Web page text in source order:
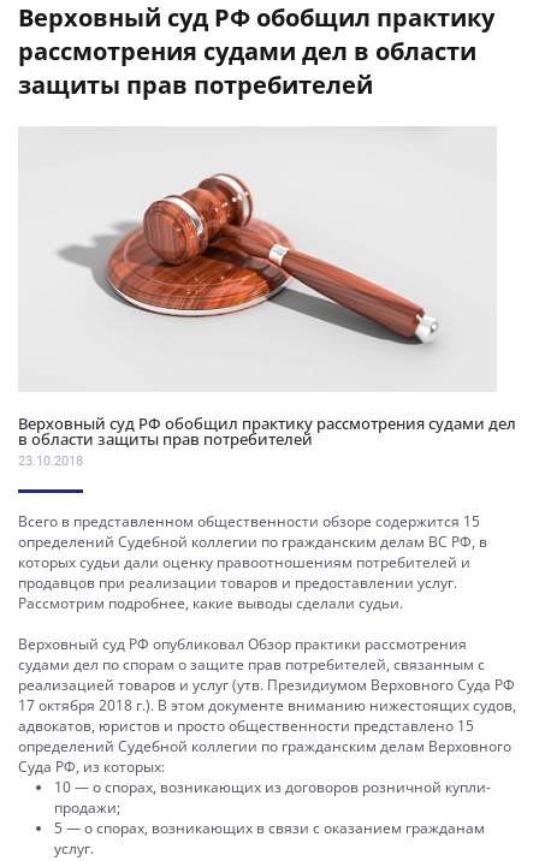
Верховный суд РФ обобщил практику
рассмотрения судами дел в области
защиты прав потребителей
Верховный суд РФ обобщил практику рассмотрения судами дел
в области защиты прав потребителей
23.10.2018
Всего в представленном общественности обзоре содержится 15
определений Судебной коллегии по гражданским делам ВС РФ, в
которых судьи дали оценку правоотношениям потребителей и
продавцов при реализации товаров и предоставлении услуг.
Рассмотрим подробнее, какие выводы сделали судьи.
Верховный суд РФ опубликовал Обзор практики рассмотрения
судами дел по спорам о защите прав потребителей, связанным с
реализацией товаров и услуг (утв. Президиумом Верховного Суда РФ
17 октября 2018 г.). В этом документе вниманию нижестоящих судов,
адвокатов, юристов и просто общественности представлено 15
определений Судебной коллегии по гражданским делам Верховного
Суда РФ, из которых:
10 — о спорах, возникающих из договоров розничной купли-
продажи;
5 — о спорах, возникающих в связи с оказанием гражданам
услуг.